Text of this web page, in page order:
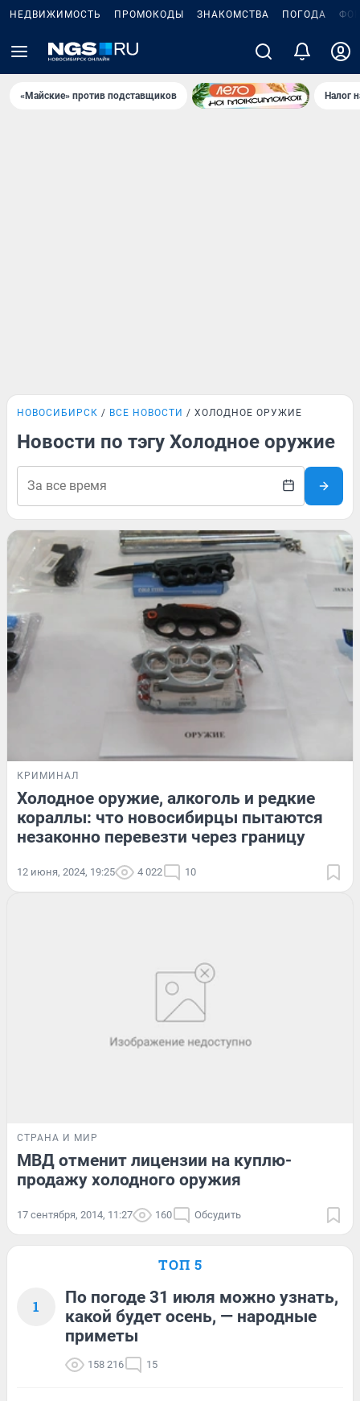
НЕДВИЖИМОСТЬ ПРОМОКОДЫ ЗНАКОМСТВА ПОГОДА
«Майские» против подставщиков Налог
НОВОСИБИРСК ВСЕ НОВОСТИ ХОЛОДНОЕ ОРУЖИЕ
Новости по тэгу Холодное оружие
КРИМИНАЛ
Холодное оружие, алкоголь и редкие
кораллы: что новосибирцы пытаются
незаконно перевезти через границу
12 июня, 2024, 19:25 4 022 10
СТРАНА И МИР
МВД отменит лицензии на куплю-
продажу холодного оружия
17 сентября, 2014, 11:27 160 Обсудить
ТОП 5
1
По погоде 31 июля можно узнать,
какой будет осень, — народные
приметы
158 216 15